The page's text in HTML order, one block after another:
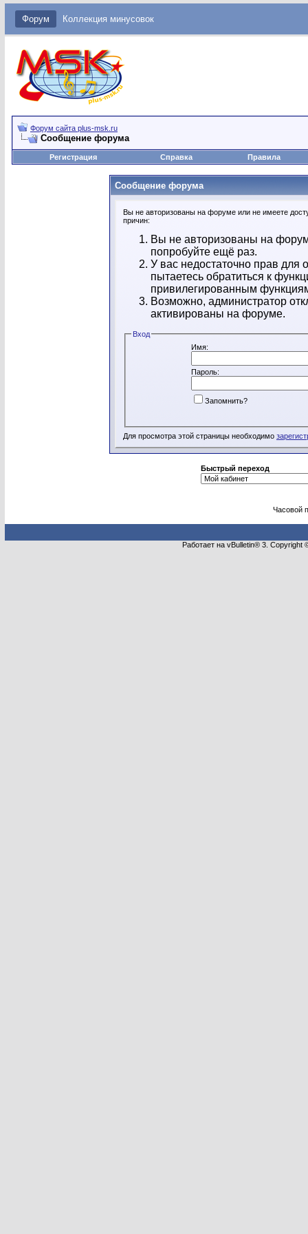
Форум Коллекция минусовок
Форум сайта plus-msk.ru
Сообщение форума
Регистрация Справка Правила
Сообщение форума
Вы не авторизованы на форуме или не имеете
причин:
Вы не авторизованы на
попробуйте ещё раз.
У вас недостаточно прав
пытаетесь обратиться к
привилегированным
Возможно, администратор
активированы на форуме.
Вход
Имя:
Пароль:
Запомнить?
Для просмотра этой страницы необходимо
Быстрый переход
Часовой
Работает на vBulletin® 3.